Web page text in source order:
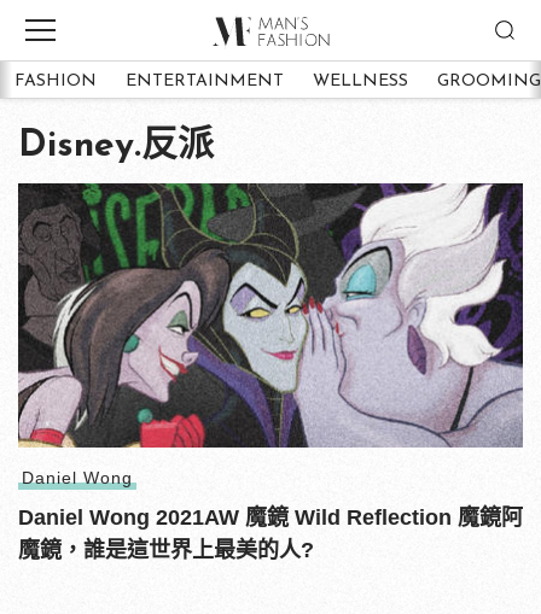
FASHION ENTERTAINMENT WELLNESS GROOMING
Disney.反派
Daniel Wong
Daniel Wong 2021AW 魔鏡 Wild Reflection 魔鏡阿
魔鏡，誰是這世界上最美的人?